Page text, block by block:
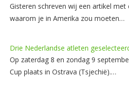
Gisteren schreven wij een artikel met
waarom je in Amerika zou moeten…
Drie Nederlandse atleten
Op zaterdag 8 en zondag 9
Cup plaats in Ostrava (Tsjechië).…